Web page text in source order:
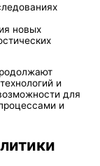
новых
и
для
и